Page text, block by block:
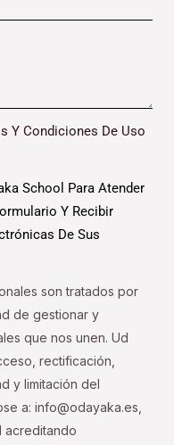
Y Condiciones De Uso
School Para Atender
Y Recibir
De Sus
son tratados por
de gestionar y
que nos unen. Ud
rectificación,
y limitación del
a: info@odayaka.es,
acreditando